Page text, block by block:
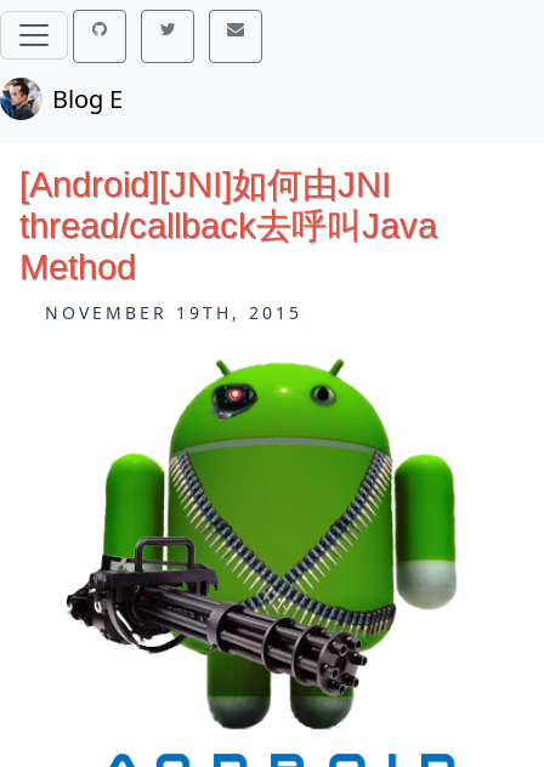
Blog E
[Android][JNI]如何由JNI
thread/callback去呼叫Java
Method
NOVEMBER 19TH, 2015